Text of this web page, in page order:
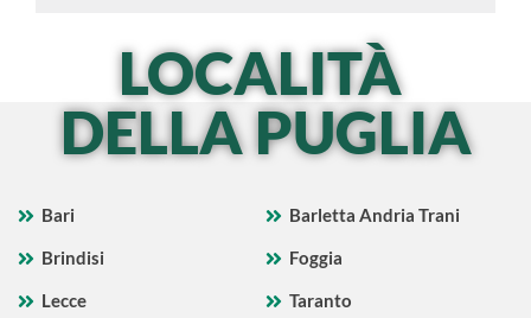
LOCALITÀ
DELLA PUGLIA
Bari
Barletta Andria Trani
Brindisi
Foggia
Lecce
Taranto